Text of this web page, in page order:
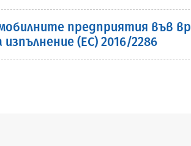
предприятия във
(ЕС) 2016/2286